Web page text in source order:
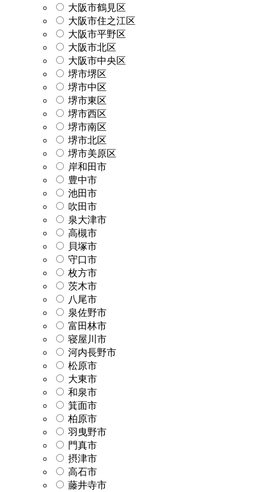
大阪市鶴見区
大阪市住之江区
大阪市平野区
大阪市北区
大阪市中央区
堺市堺区
堺市中区
堺市東区
堺市西区
堺市南区
堺市北区
堺市美原区
岸和田市
豊中市
池田市
吹田市
泉大津市
高槻市
貝塚市
守口市
枚方市
茨木市
八尾市
泉佐野市
富田林市
寝屋川市
河内長野市
松原市
大東市
和泉市
箕面市
柏原市
羽曳野市
門真市
摂津市
高石市
藤井寺市